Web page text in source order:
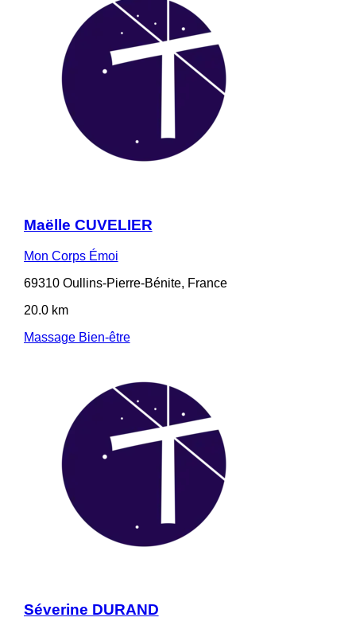
Maëlle CUVELIER
Mon Corps Émoi
69310 Oullins-Pierre-Bénite, France
20.0 km
Massage Bien-être
Séverine DURAND